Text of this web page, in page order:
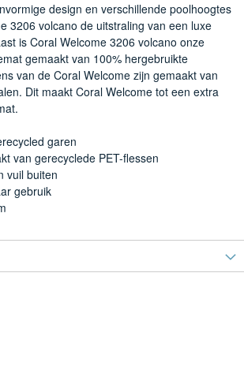
design en verschillende poolhoogtes
3206 volcano de uitstraling van een luxe
is Coral Welcome 3206 volcano onze
gemaakt van 100% hergebruikte
van de Coral Welcome zijn gemaakt van
Dit maakt Coral Welcome tot een extra
garen
van gerecyclede PET-flessen
vuil buiten
gebruik